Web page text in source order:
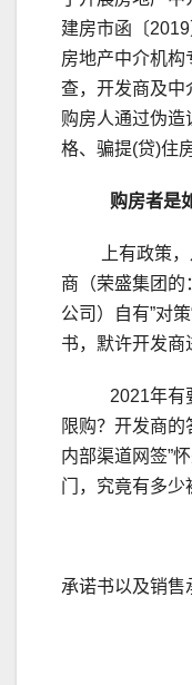
建房市函〔
房地产中介机构
查，开发商及中
购房人通过伪造
格、骗提(贷)住
购房者是
上有政策，
商（荣盛集团的
公司）自有”对
书，默许开发商
2021年有要
限购？开发商的
内部渠道网签”
门，究竟有多
承诺书以及销售